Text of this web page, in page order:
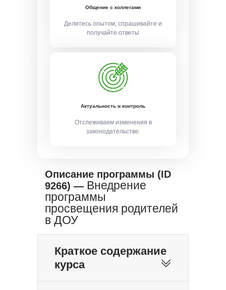
Общение с коллегами
Делитесь опытом, спрашивайте и
получайте ответы
Актуальность и контроль
Отслеживаем изменения в
законодательстве.
Описание программы (ID
9266) — Внедрение
программы
просвещения родителей
в ДОУ
Краткое содержание
курса